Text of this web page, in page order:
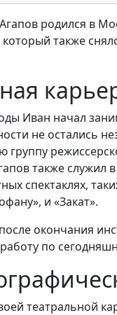
родился в
который также
Иван начал
не остались
группу
также служил
спектаклях,
и «Закат».
окончания
по
театральной